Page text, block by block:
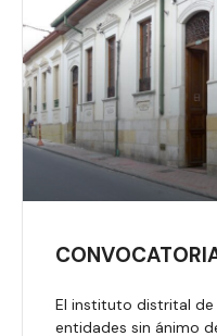
El instituto distrital
entidades sin ánimo